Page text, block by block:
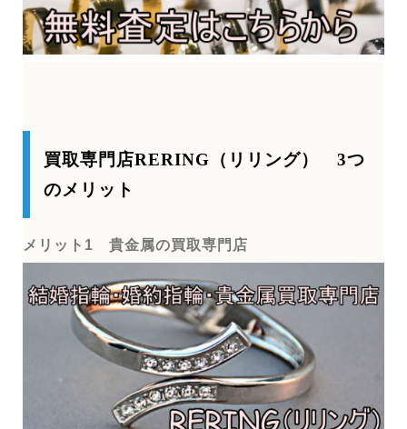
買取専門店RERING（リリング） 3つ
のメリット
メリット1 貴金属の買取専門店